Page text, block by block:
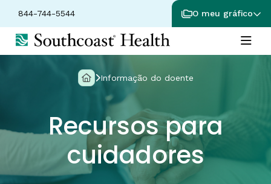
844-744-5544 O meu gráfico
Informação do doente
Recursos para
cuidadores